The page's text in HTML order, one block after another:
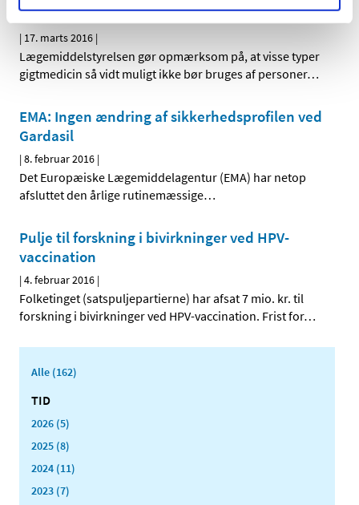
hjertepatienter
| 17. marts 2016 |
Lægemiddelstyrelsen gør opmærksom på, at visse typer
gigtmedicin så vidt muligt ikke bør bruges af personer…
EMA: Ingen ændring af sikkerhedsprofilen ved
Gardasil
|8. februar 2016 |
Det Europæiske Lægemiddelagentur (EMA) har netop
afsluttet den årlige rutinemæssige…
Pulje til forskning i bivirkninger ved HPV-
vaccination
|4. februar 2016 |
Folketinget (satspuljepartierne) har afsat 7 mio. kr. til
forskning i bivirkninger ved HPV-vaccination. Frist for…
Alle (162)
TID
2026 (5)
2025 (8)
2024 (11)
2023 (7)